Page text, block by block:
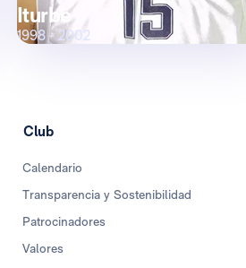
Iturbe
1998 - 2002
Club
Calendario
Transparencia y Sostenibilidad
Patrocinadores
Valores